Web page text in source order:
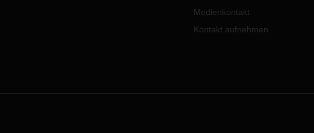
Medienkontakt
Kontakt aufnehmen